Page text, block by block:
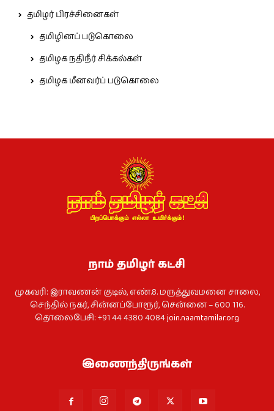
தமிழர் பிரச்சினைகள்
தமிழினப் படுகொலை
தமிழக நதிநீர் சிக்கல்கள்
தமிழக மீனவர்ப் படுகொலை
நாம் தமிழர் கட்சி
முகவரி: இராவணன் குடில், எண்.8. மருத்துவமனை சாலை,
செந்தில் நகர், சின்னப்போரூர், சென்னை – 600 116.
தொலைபேசி: +91 44 4380 4084join.naamtamilar.org
இணைந்திருங்கள்